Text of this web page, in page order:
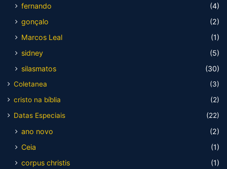
fernando
(4)
gonçalo
(2)
Marcos Leal
(1)
sidney
(5)
silasmatos
(30)
Coletanea
(3)
cristo na bíblia
(2)
Datas Especiais
(22)
ano novo
(2)
Ceia
(1)
corpus christis
(1)